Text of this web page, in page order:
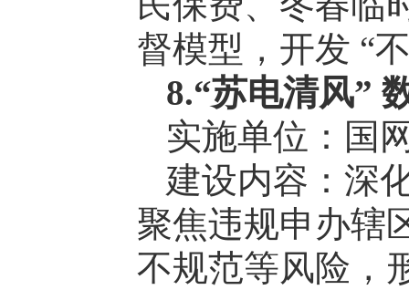
督模型，开发 “
8.“苏电清风”
实施单位：国
建设内容：深
聚焦违规申办辖
不规范等风险，